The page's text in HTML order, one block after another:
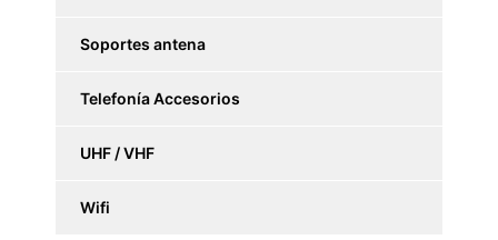
Soportes antena
Telefonía Accesorios
UHF / VHF
Wifi